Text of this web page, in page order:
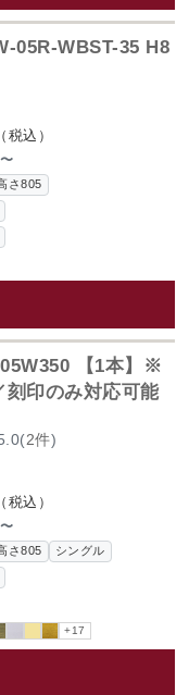
05R-WBST-35 H8
さ805
（税込）
【1本】※
刻印のみ対応可能
さ805 シングル
+17
(2件)
（税込）